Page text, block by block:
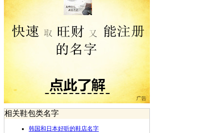
相关鞋包类名字
韩国和日本好听的鞋店名字